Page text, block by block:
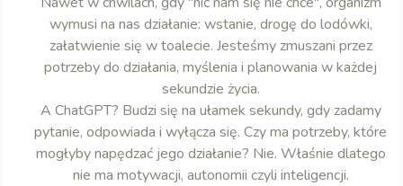
wymusi na nas działanie: wstanie, drogę do lodówki,
załatwienie się w toalecie. Jesteśmy zmuszani przez
potrzeby do działania, myślenia i planowania w każdej
sekundzie życia.
A ChatGPT? Budzi się na ułamek sekundy, gdy zadamy
pytanie, odpowiada i wyłącza się. Czy ma potrzeby, które
mogłyby napędzać jego działanie? Nie. Właśnie dlatego
nie ma motywacji, autonomii czyli inteligencji.